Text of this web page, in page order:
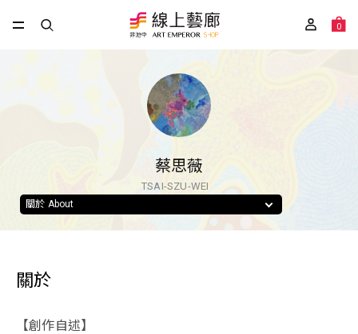
0
蔡思薇
TSAI-SZU-WEI
關於 About
關於
【創作自述】